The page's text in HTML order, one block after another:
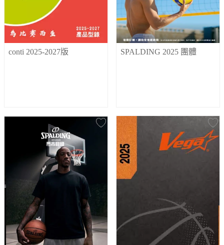
conti 2025-2027版 SPALDING 2025 團體